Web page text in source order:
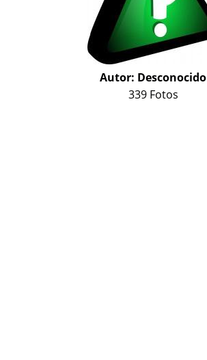
Autor: Desconocido
339 Fotos